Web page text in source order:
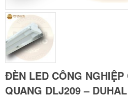
ĐÈN LED CÔNG NGHIỆP
QUANG DLJ209 – DUHAL